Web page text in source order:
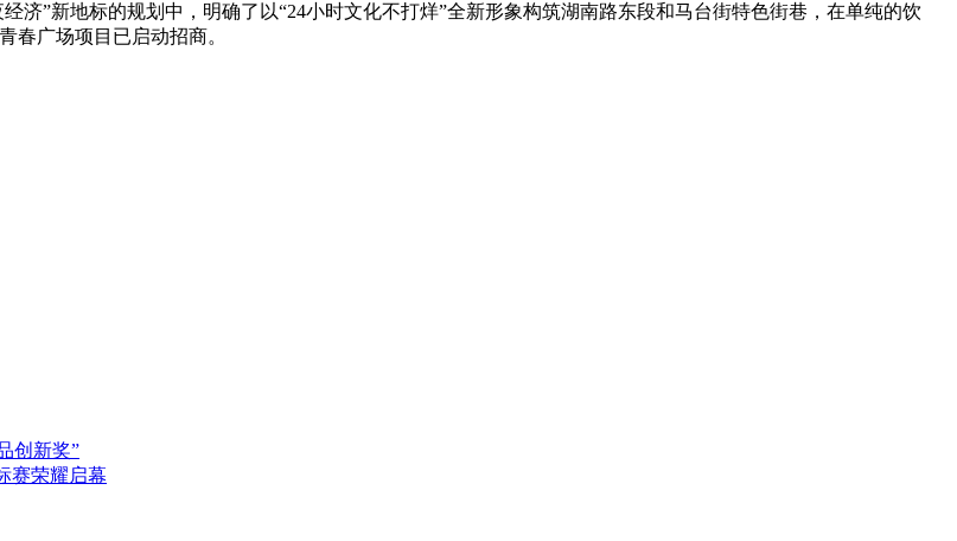
”新地标的规划中，明确了以“24小时文化不打烊”全新形象构筑湖南路东段和马台街特色街巷，在单纯的饮
春广场项目已启动招商。
创新奖”
赛荣耀启幕